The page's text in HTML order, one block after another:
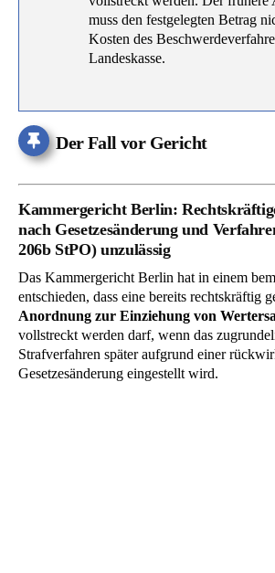
muss den festgelegten Betrag
Kosten des
Landeskasse.
Der Fall vor Gericht
Kammergericht Berlin:
nach Gesetzesänderung und
206b StPO) unzulässig
Das Kammergericht Berlin hat in einem
entschieden, dass eine bereits rechtskräftig
Anordnung zur Einziehung von
vollstreckt werden darf, wenn das
Strafverfahren später aufgrund einer
Gesetzesänderung eingestellt wird.